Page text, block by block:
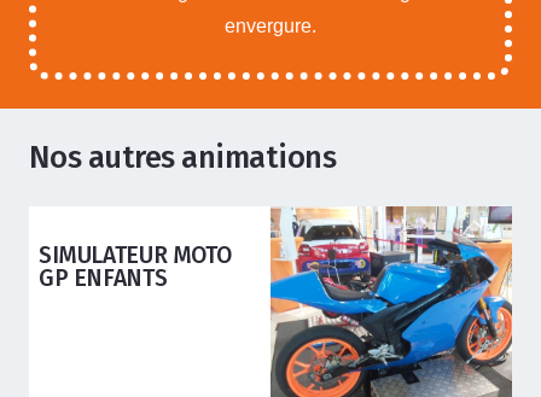
envergure.
Nos autres animations
SIMULATEURS
DYNAMIQUES